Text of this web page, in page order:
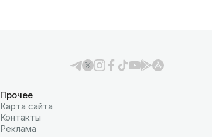
Прочее
Карта сайта
Контакты
Реклама